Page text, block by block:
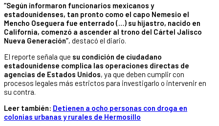
“Según informaron funcionarios mexicanos y
estadounidenses, tan pronto como el capo Nemesio el
Mencho Oseguera fue enterrado (…) su hijastro, nacido en
California, comenzó a ascender al trono del Cártel Jalisco
Nueva Generación”, destacó el diario.
El reporte señala que su condición de ciudadano
estadounidense complica las operaciones directas de
agencias de Estados Unidos, ya que deben cumplir con
procesos legales más estrictos para investigarlo o intervenir en
su contra.
Leer también: Detienen a ocho personas con droga en
colonias urbanas y rurales de Hermosillo